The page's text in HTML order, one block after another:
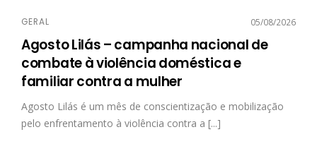
GERAL 05/08/2026
Agosto Lilás – campanha nacional de
combate à violência doméstica e
familiar contra a mulher
Agosto Lilás é um mês de conscientização e mobilização
pelo enfrentamento à violência contra a [...]